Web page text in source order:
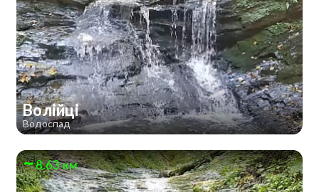
Волійці
Водоспад
8.63 км